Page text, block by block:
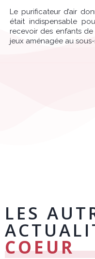
Le purificateur d’air
était indispensable
recevoir des enfants
jeux aménagée au
LES
COEUR